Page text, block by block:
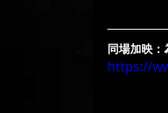
同場加映：
https://